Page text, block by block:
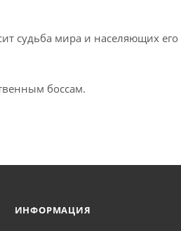
судьба мира и населяющих его
боссам.
ИНФОРМАЦИЯ